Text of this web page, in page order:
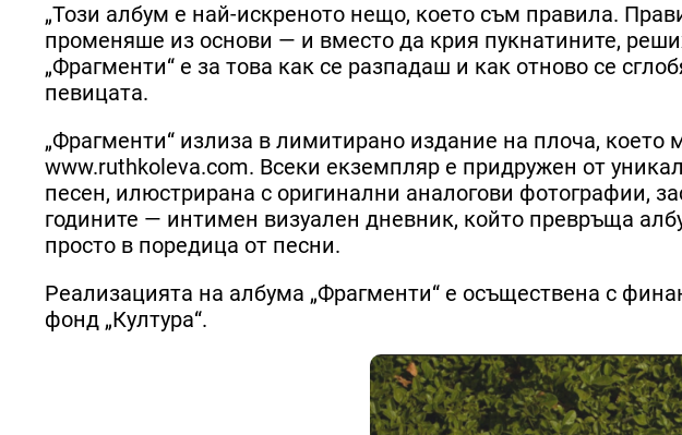
„Този албум е най-искреното нещо, което съм правила.
променяше из основи — и вместо да крия пукнатините,
„Фрагменти“ е за това как се разпадаш и как отново се
певицата.
„Фрагменти“ излиза в лимитирано издание на плоча,
www.ruthkoleva.com. Всеки екземпляр е придружен от
песен, илюстрирана с оригинални аналогови фотографии,
годините — интимен визуален дневник, който превръща
просто в поредица от песни.
Реализацията на албума „Фрагменти“ е осъществена с
фонд „Култура“.